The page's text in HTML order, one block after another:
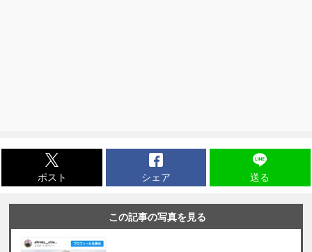
ポスト シェア 送る
この記事の写真を見る